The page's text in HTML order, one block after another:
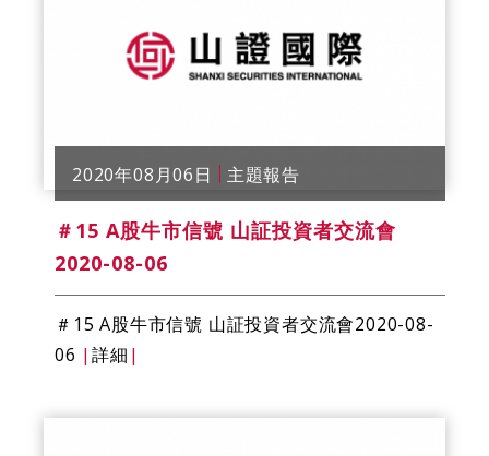
2020年08月06日 主題報告
＃15 A股牛市信號 山証投資者交流會
2020-08-06
＃15 A股牛市信號 山証投資者交流會2020-08-
06 |詳細 |